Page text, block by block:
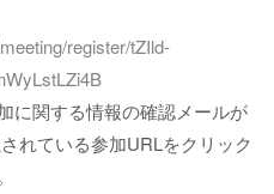
register/tZIld-
に関する情報の確認メールが
れている参加URLをクリック